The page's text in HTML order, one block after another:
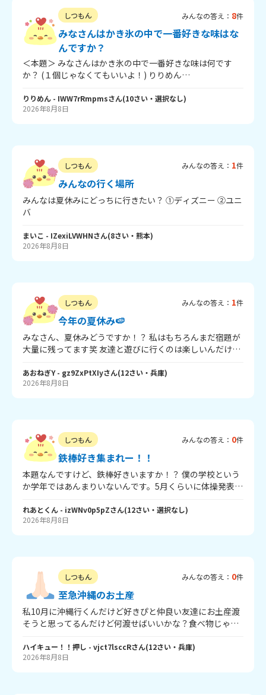
しつもん みんなの答え： 8件
みなさんはかき氷の中で一番好きな味はな
んですか？
＜本題＞ みなさんはかき氷の中で一番好きな味は何です
か？ (１個じゃなくてもいいよ！) りりめん
きです！ 同じ人いるかな？同じだったらラッキー！ みなさ
んもぜひ教えてください！ 最後まで見てくれてありがと
りりめん - IWW7rRmpmsさん(10さい・ 選択なし)
2026年8月8日
しつもん みんなの答え： 1件
みんなの行く場所
みんなは夏休みにどっちに行きたい？ ①ディズニー ②ユニ
バ
まいこ - IZexiLVWHNさん(8さい・ 熊本)
2026年8月8日
しつもん みんなの答え： 1件
今年の夏休み🍉
みなさん、夏休みどうですか！？ 私はもちろんまだ宿題が
大量に残ってます笑 友達と遊びに行くのは楽しいんだけ
てください！ では！
あおねぎY- gz9ZxPtXIyさん(12さい・ 兵庫)
2026年8月8日
しつもん みんなの答え： 0件
鉄棒好き集まれー！！
本題なんですけど、鉄棒好きいますか！？ 僕の学校という
か学年ではあんまりいないんです。5月くらいに体操発表会
ど、それも鉄棒は8～9人とかで代表は5､6年生だけなの
で、高学年は4人しかいなかったんです。 なので！キズな
す！
れあとくん - izWNv0p5pZさん(12さい・ 選択なし)
2026年8月8日
しつもん みんなの答え： 0件
至急沖縄のお土産
私10月に沖縄行くんだけど好きぴと仲良い友達にお土産渡
そうと思ってるんだけど何渡せばいいかな？食べ物じゃな
た子は何買った？ぜひぜひ教えてねー ばいちゃー
ハイキュー！！押し - vjct7lsccRさん(12さい・ 兵庫)
2026年8月8日